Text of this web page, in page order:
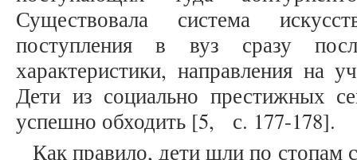
Существовала система
поступления в вуз сразу
характеристики, направления на
Дети из социально престижных
успешно обходить [5, с. 177-178].
Как правило, дети шли по стопам